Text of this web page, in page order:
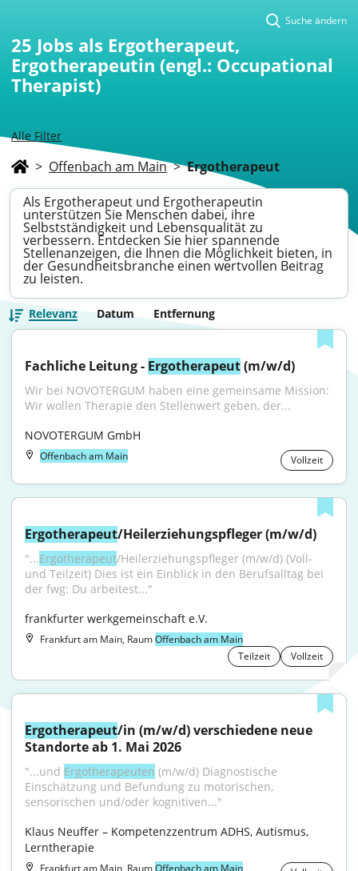
Alle Filter
Suche ändern
25 Jobs als Ergotherapeut,
Ergotherapeutin (engl.: Occupational
Therapist)
> Offenbach am Main > Ergotherapeut
Als Ergotherapeut und Ergotherapeutin
unterstützen Sie Menschen dabei, ihre
Selbstständigkeit und Lebensqualität zu
verbessern. Entdecken Sie hier spannende
Stellenanzeigen, die Ihnen die Möglichkeit bieten, in
der Gesundheitsbranche einen wertvollen Beitrag
zu leisten.
Relevanz Datum Entfernung
Fachliche Leitung - Ergotherapeut (m/w/d)
Wir bei NOVOTERGUM haben eine gemeinsame Mission:
Wir wollen Therapie den Stellenwert geben, der...
NOVOTERGUM GmbH
Offenbach am Main Vollzeit
Ergotherapeut/Heilerziehungspfleger (m/w/d)
"...Ergotherapeut/Heilerziehungspfleger (m/w/d) (Voll-
und Teilzeit) Dies ist ein Einblick in den Berufsalltag bei
der fwg: Du arbeitest..."
frankfurter werkgemeinschaft e.V.
Frankfurt am Main, RaumOffenbach am Main
Teilzeit
Vollzeit
Ergotherapeut/in (m/w/d) verschiedene neue
Standorte ab 1. Mai 2026
"...und Ergotherapeuten (m/w/d) Diagnostische
Einschätzung und Befundung zu motorischen,
sensorischen und/oder kognitiven..."
Klaus Neuffer – Kompetenzzentrum ADHS, Autismus,
Lerntherapie
Frankfurt am Main, RaumOffenbach am Main